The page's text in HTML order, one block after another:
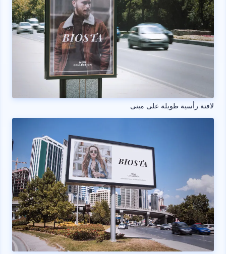
لافتة رأسية طويلة على مبنى